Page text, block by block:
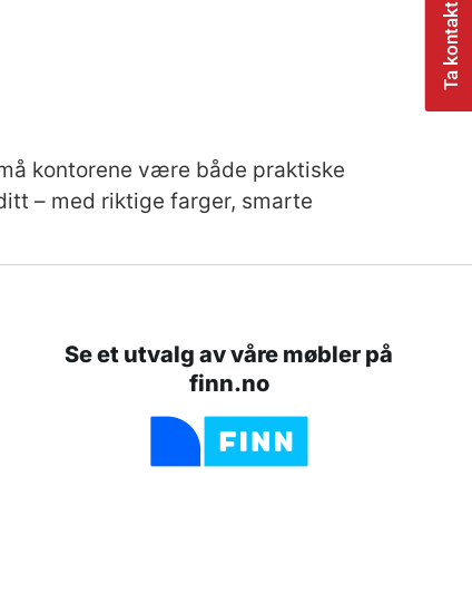
Ta kontakt
kontorene være både praktiske
– med riktige farger, smarte
Se et utvalg av våre møbler på
finn.no